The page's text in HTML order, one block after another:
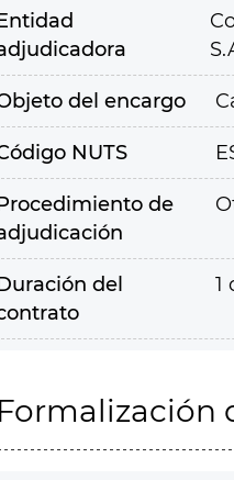
del encargo
NUTS
de
del
1
Formalización